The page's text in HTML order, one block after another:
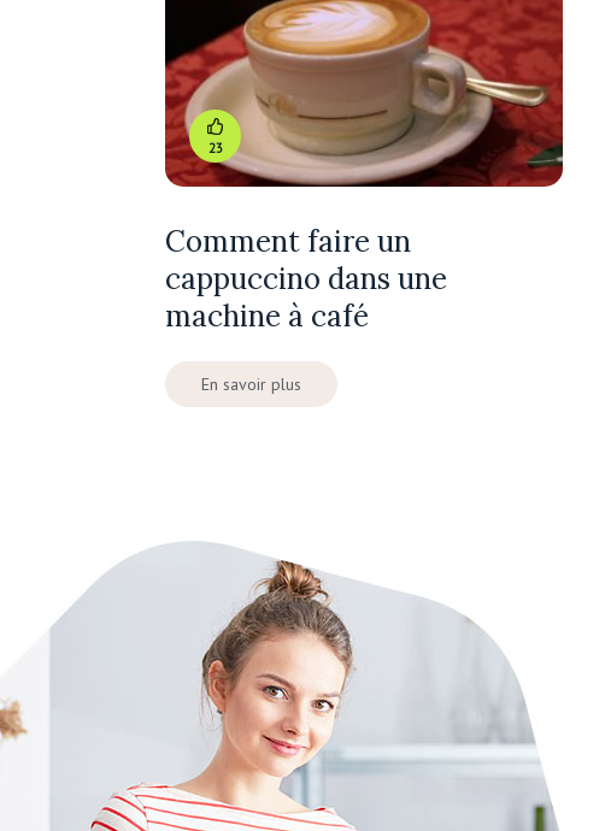
23
Comment faire un
cappuccino dans une
machine à café
En savoir plus